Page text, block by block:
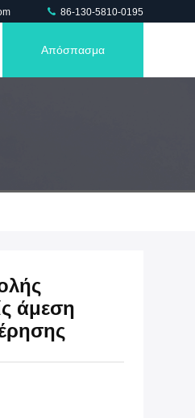
86-130-5810-0195
Απόσπασμα
άμεση